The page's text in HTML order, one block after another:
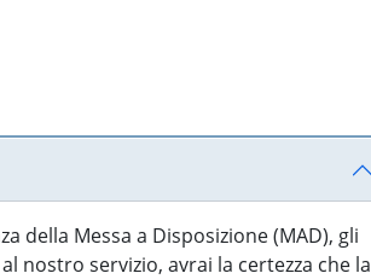
della Messa a Disposizione (MAD), gli
nostro servizio, avrai la certezza che la